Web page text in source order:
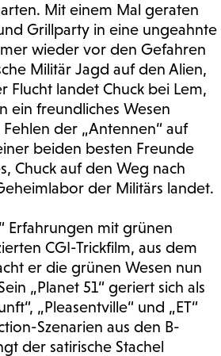
Mit einem Mal geraten
Grillparty in eine ungeahnte
wieder vor den Gefahren
Militär Jagd auf den Alien,
landet Chuck bei Lem,
ein freundliches Wesen
der „Antennen“ auf
beiden besten Freunde
Chuck auf den Weg nach
der Militärs landet.
Erfahrungen mit grünen
CGI-Trickfilm, aus dem
er die grünen Wesen nun
„Planet 51“ geriert sich als
„Pleasentville“ und „ET“
Szenarien aus den B-
der satirische Stachel